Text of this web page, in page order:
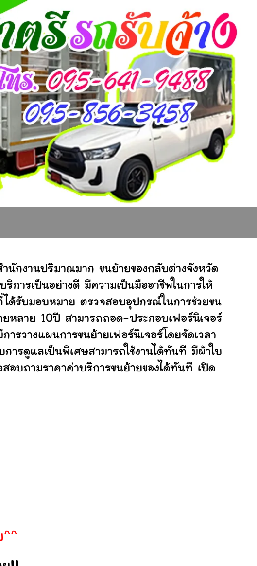
กงานปริมาณมาก ขนย้ายของกลับต่างจังหวัด
การเป็นอย่างดี มีความเป็นมืออาชีพในการให้
ด้รับมอบหมาย ตรวจสอบอุปกรณ์ในการช่วยขน
หลาย 10ปี สามารถถอด-ประกอบเฟอร์นิเจอร์
ารวางแผนการขนย้ายเฟอร์นิเจอร์โดยจัดเวลา
การดูแลเป็นพิเศษสามารถใช้งานได้ทันที มีผ้าใบ
บถามราคาค่าบริการขนย้ายของได้ทันที เปิด
^^